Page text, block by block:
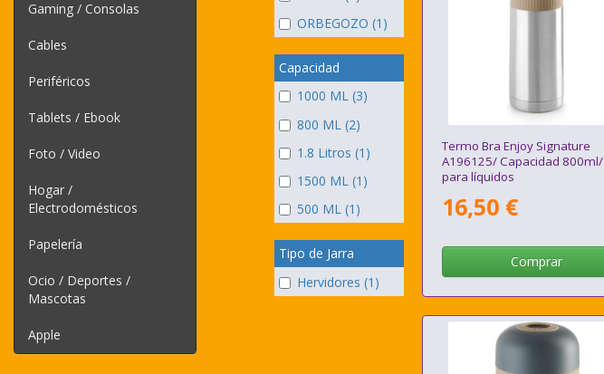
Gaming / Consolas
Cables
Periféricos
Tablets / Ebook
Foto / Video
Hogar /
Electrodomésticos
Papelería
Ocio / Deportes /
Mascotas
Apple
ORBEGOZO (1)
Capacidad
1000 ML (3)
800 ML (2)
1.8 Litros (1)
1500 ML (1)
500 ML (1)
Tipo de Jarra
Hervidores (1)
Termo Bra Enjoy Signature
A196125/ Capacidad 800ml/
para líquidos
16,50 €
Comprar